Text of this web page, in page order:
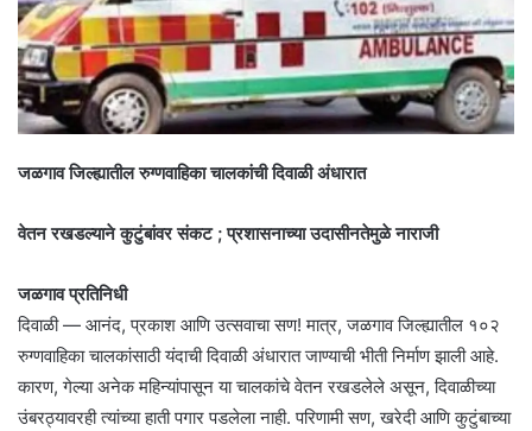
जळगाव जिल्ह्यातील रुग्णवाहिका चालकांची दिवाळी अंधारात
वेतन रखडल्याने कुटुंबांवर संकट ; प्रशासनाच्या उदासीनतेमुळे नाराजी
जळगाव प्रतिनिधी
दिवाळी — आनंद, प्रकाश आणि उत्सवाचा सण! मात्र, जळगाव जिल्ह्यातील १०२
रुग्णवाहिका चालकांसाठी यंदाची दिवाळी अंधारात जाण्याची भीती निर्माण झाली आहे.
कारण, गेल्या अनेक महिन्यांपासून या चालकांचे वेतन रखडलेले असून, दिवाळीच्या
उंबरठ्यावरही त्यांच्या हाती पगार पडलेला नाही. परिणामी सण, खरेदी आणि कुटुंबाच्या